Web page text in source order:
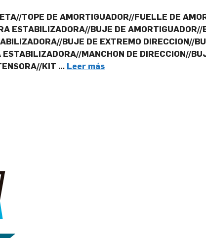
TOPE DE AMORTIGUADOR//FUELLE DE
ESTABILIZADORA//BUJE DE
BUJE DE EXTREMO DIRECCION//
MANCHON DE DIRECCION//
KIT … Leer más